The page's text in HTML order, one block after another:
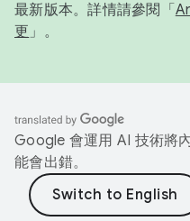
最新版本。詳情請參閱「
更 」。
Google 會運用 AI 技術將
能會出錯。